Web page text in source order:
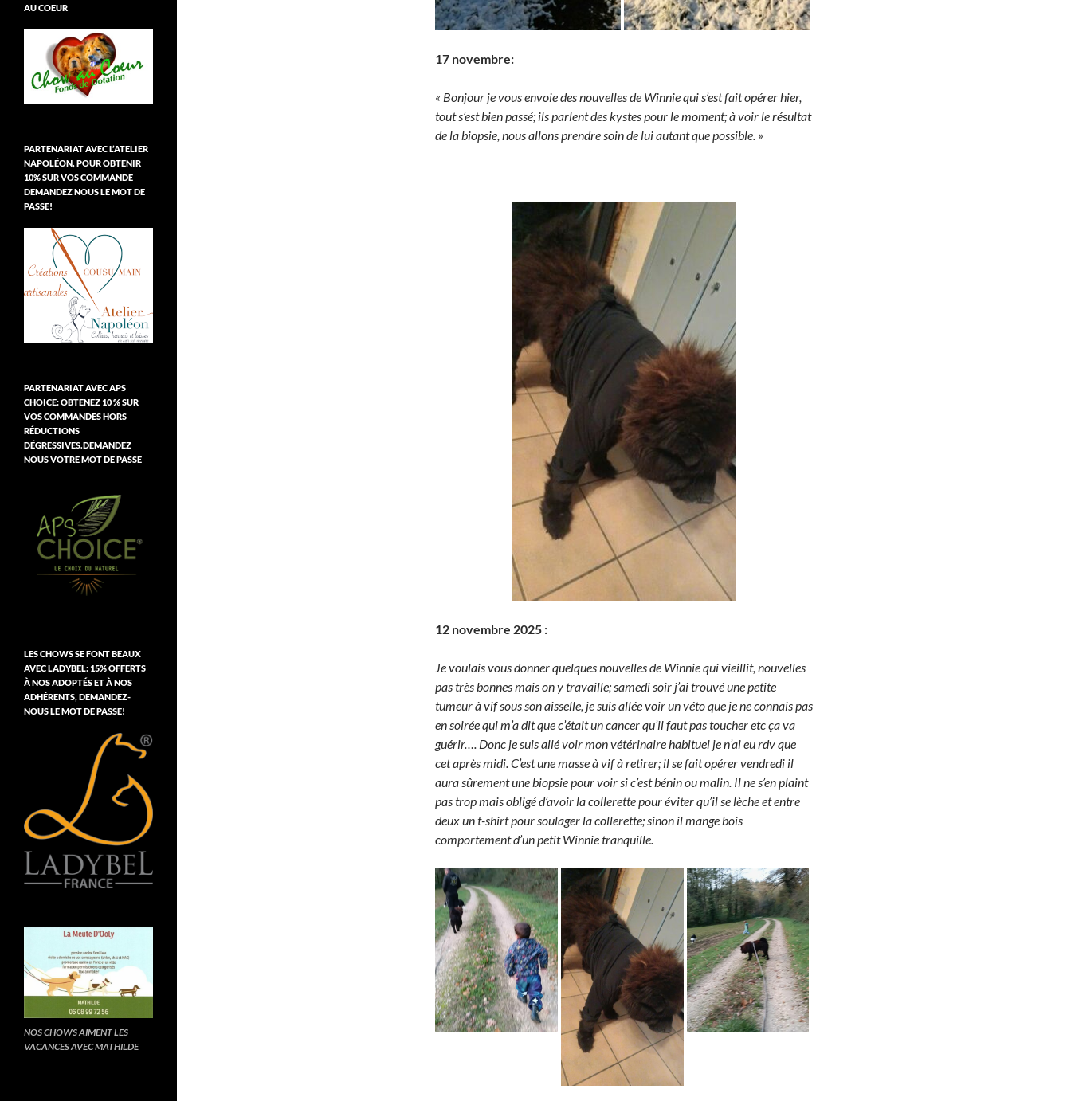
17 novembre:
« Bonjour je vous envoie des nouvelles de Winnie qui s’est fait opérer hier,
tout s’est bien passé; ils parlent des kystes pour le moment; à voir le résultat
de la biopsie, nous allons prendre soin de lui autant que possible. »
12 novembre 2025 :
Je voulais vous donner quelques nouvelles de Winnie qui vieillit, nouvelles
pas très bonnes mais on y travaille; samedi soir j’ai trouvé une petite
tumeur à vif sous son aisselle, je suis allée voir un véto que je ne connais pas
en soirée qui m’a dit que c’était un cancer qu’il faut pas toucher etc ça va
guérir…. Donc je suis allé voir mon vétérinaire habituel je n’ai eu rdv que
cet après midi. C’est une masse à vif à retirer; il se fait opérer vendredi il
aura sûrement une biopsie pour voir si c’est bénin ou malin. Il ne s’en plaint
pas trop mais obligé d’avoir la collerette pour éviter qu’il se lèche et entre
deux un t-shirt pour soulager la collerette; sinon il mange bois
comportement d’un petit Winnie tranquille.
AU COEUR
PARTENARIAT AVEC L’ATELIER
NAPOLÉON, POUR OBTENIR
10% SUR VOS COMMANDE
DEMANDEZ NOUS LE MOT DE
PASSE!
PARTENARIAT AVEC APS
CHOICE: OBTENEZ 10 % SUR
VOS COMMANDES HORS
RÉDUCTIONS
DÉGRESSIVES.DEMANDEZ
NOUS VOTRE MOT DE PASSE
LES CHOWS SE FONT BEAUX
AVEC LADYBEL: 15% OFFERTS
À NOS ADOPTÉS ET À NOS
ADHÉRENTS, DEMANDEZ-
NOUS LE MOT DE PASSE!
NOS CHOWS AIMENT LES
VACANCES AVEC MATHILDE